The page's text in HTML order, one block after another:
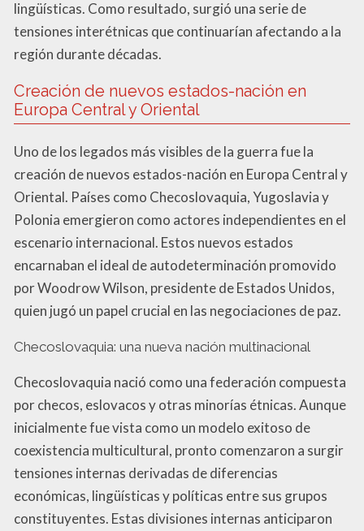
lingüísticas. Como resultado, surgió una serie de
tensiones interétnicas que continuarían afectando a la
región durante décadas.
Creación de nuevos estados-nación en
Europa Central y Oriental
Uno de los legados más visibles de la guerra fue la
creación de nuevos estados-nación en Europa Central y
Oriental. Países como Checoslovaquia, Yugoslavia y
Polonia emergieron como actores independientes en el
escenario internacional. Estos nuevos estados
encarnaban el ideal de autodeterminación promovido
por Woodrow Wilson, presidente de Estados Unidos,
quien jugó un papel crucial en las negociaciones de paz.
Checoslovaquia: una nueva nación multinacional
Checoslovaquia nació como una federación compuesta
por checos, eslovacos y otras minorías étnicas. Aunque
inicialmente fue vista como un modelo exitoso de
coexistencia multicultural, pronto comenzaron a surgir
tensiones internas derivadas de diferencias
económicas, lingüísticas y políticas entre sus grupos
constituyentes. Estas divisiones internas anticiparon